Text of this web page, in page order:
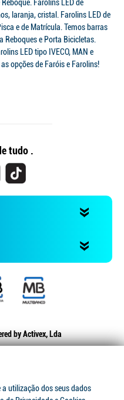
Farolins LED de
laranja, cristal. Farolins LED de
e de Matrícula. Temos barras
Reboques e Porta Bicicletas.
LED tipo IVECO, MAN e
opções de Faróis e Farolins!
tudo .
byActivex, Lda
utilização dos seus dados